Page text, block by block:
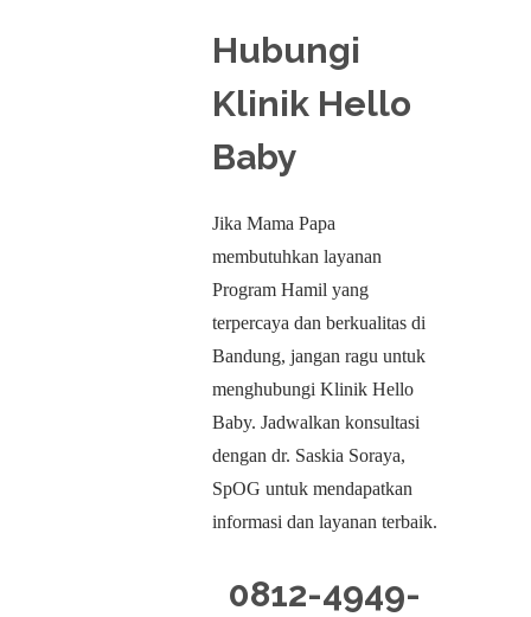
Hubungi
Klinik Hello
Baby
Jika Mama Papa
membutuhkan layanan
Program Hamil yang
terpercaya dan berkualitas di
Bandung, jangan ragu untuk
menghubungi Klinik Hello
Baby. Jadwalkan konsultasi
dengan dr. Saskia Soraya,
SpOG untuk mendapatkan
informasi dan layanan terbaik.
0812-4949-